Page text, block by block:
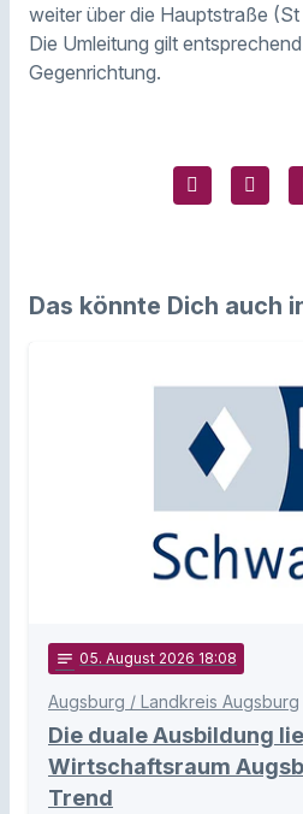
weiter über die Hauptstraße
Die Umleitung gilt
Gegenrichtung.
Das könnte Dich auch
notes 05. August 2026 18:08
Augsburg / Landkreis Augsburg
Die duale Ausbildung
Wirtschaftsraum
Trend